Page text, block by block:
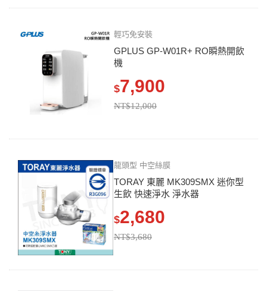
輕巧免安裝
GPLUS GP-W01R+ RO瞬熱開飲
機
$7,900
NT$12,000
龍頭型 中空絲膜
TORAY 東麗 MK309SMX 迷你型
生飲 快速淨水 淨水器
$2,680
NT$3,680